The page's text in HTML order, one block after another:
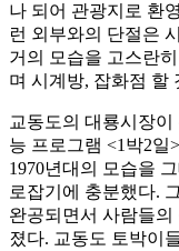
나 되어 관광지로 환
런 외부와의 단절은
거의 모습을 고스란
며 시계방, 잡화점 할
교동도의 대룡시장이
능 프로그램 <1박2일
1970년대의 모습을
로잡기에 충분했다.
완공되면서 사람들
졌다. 교동도 토박이